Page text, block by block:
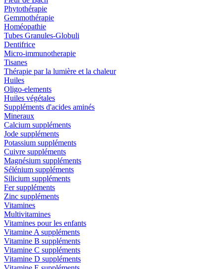
Phytothérapie
Gemmothérapie
Homéopathie
Tubes Granules-Globuli
Dentifrice
Micro-immunotherapie
Tisanes
Thérapie par la lumière et la chaleur
Huiles
Oligo-elements
Huiles végétales
Suppléments d'acides aminés
Mineraux
Calcium suppléments
Jode suppléments
Potassium suppléments
Cuivre suppléments
Magnésium suppléments
Sélénium suppléments
Silicium suppléments
Fer suppléments
Zinc suppléments
Vitamines
Multivitamines
Vitamines pour les enfants
Vitamine A suppléments
Vitamine B suppléments
Vitamine C suppléments
Vitamine D suppléments